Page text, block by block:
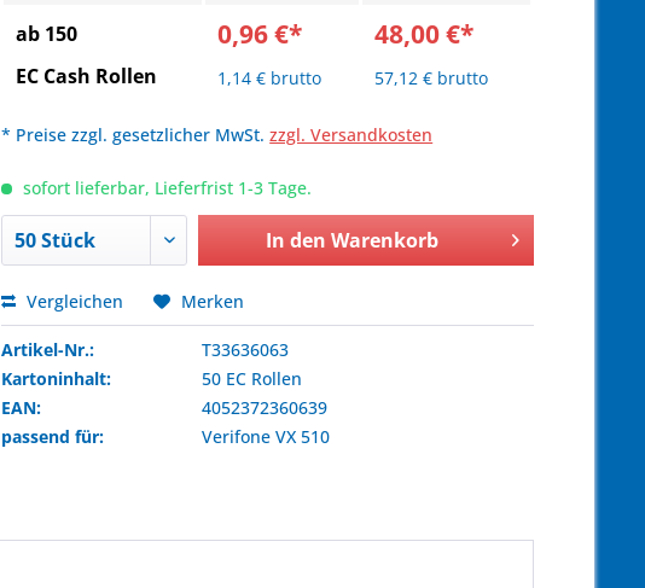
ab 150
EC Cash Rollen
0,96 €*
1,14 € brutto
48,00 €*
57,12 € brutto
* Preise zzgl. gesetzlicher MwSt.zzgl. Versandkosten
sofort lieferbar, Lieferfrist 1-3 Tage.
In den Warenkorb
Vergleichen Merken
Artikel-Nr.:
T33636063
Kartoninhalt:
50 EC Rollen
EAN:
4052372360639
passend für:
Verifone VX 510